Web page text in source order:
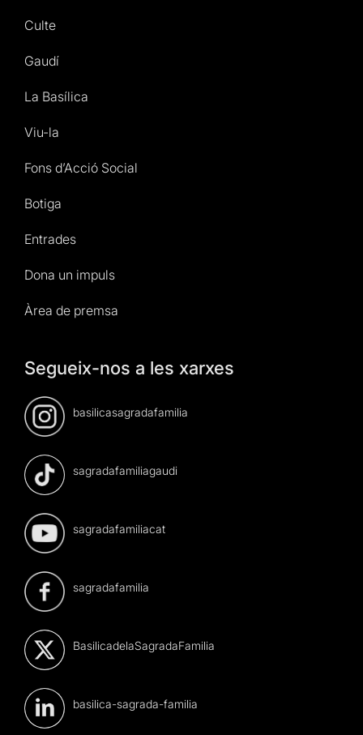
Culte
Gaudí
La Basílica
Viu-la
Fons d’Acció Social
Botiga
Entrades
Dona un impuls
Àrea de premsa
Segueix-nos a les xarxes
basilicasagradafamilia
sagradafamiliagaudi
sagradafamiliacat
sagradafamilia
BasilicadelaSagradaFamilia
basilica-sagrada-familia